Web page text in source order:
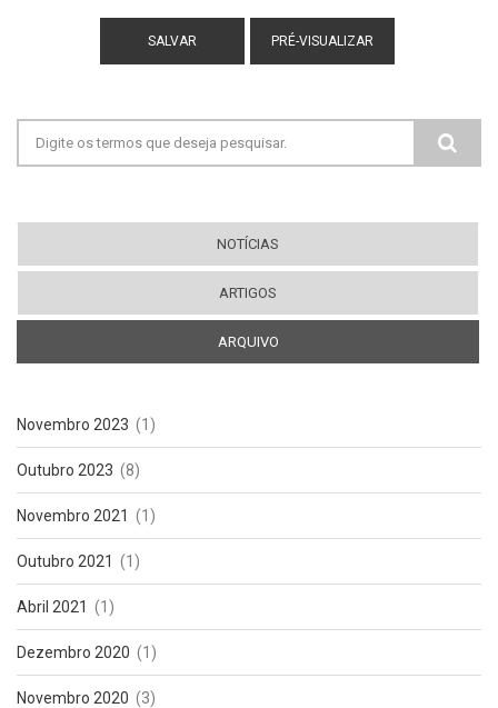
Mais informações sobre os formatos de
texto
Filtered HTML
images with one of the following classes:
image-left image-right standalone-image
Quebras de linhas e parágrafos são gerados
automaticamente.
Formulário de busca
NOTÍCIAS
ARTIGOS
ARQUIVO
Novembro 2023 (1)
Outubro 2023 (8)
Novembro 2021 (1)
Outubro 2021 (1)
Abril 2021 (1)
Dezembro 2020 (1)
Novembro 2020 (3)